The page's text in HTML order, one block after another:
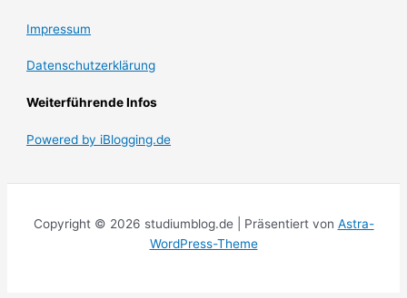
Impressum
Datenschutzerklärung
Weiterführende Infos
Powered by iBlogging.de
Copyright © 2026 studiumblog.de | Präsentiert von Astra-
WordPress-Theme